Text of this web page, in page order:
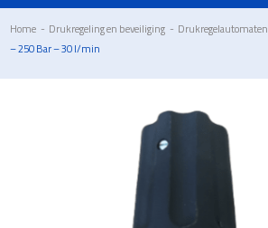
Home - Drukregeling en beveiliging - Drukregelautomaten
– 250 Bar – 30 l/min